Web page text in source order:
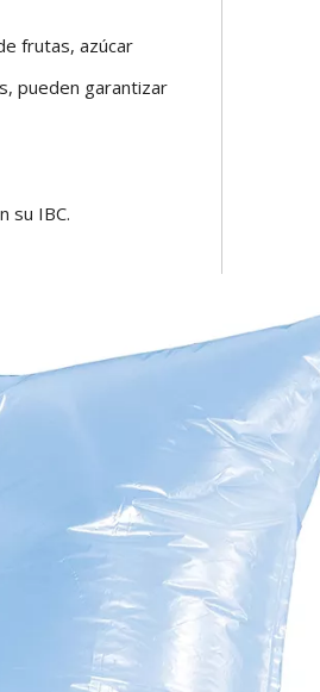
frutas, azúcar
pueden garantizar
su IBC.